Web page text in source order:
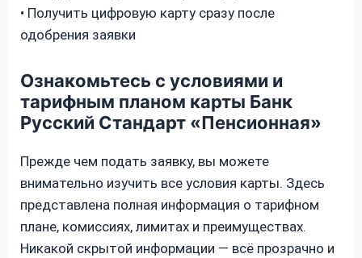
• Получить цифровую карту сразу после
одобрения заявки
Ознакомьтесь с условиями и
тарифным планом карты Банк
Русский Стандарт «Пенсионная»
Прежде чем подать заявку, вы можете
внимательно изучить все условия карты. Здесь
представлена полная информация о тарифном
плане, комиссиях, лимитах и преимуществах.
Никакой скрытой информации — всё прозрачно и